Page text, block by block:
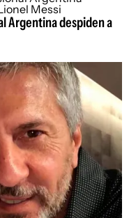
Argentina despiden a